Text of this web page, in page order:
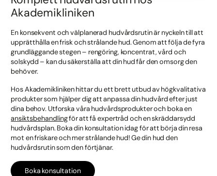
Akademikliniken
En konsekvent och välplanerad hudvårdsrutin är nyckeln till att
upprätthålla en frisk och strålande hud. Genom att följa de fyra
grundläggande stegen – rengöring, koncentrat, vård och
solskydd – kan du säkerställa att din hud får den omsorg den
behöver.
Hos Akademikliniken hittar du ett brett utbud av högkvalitativa
produkter som hjälper dig att anpassa din hudvård efter just
dina behov. Utforska våra hudvårdsprodukter och boka en
ansiktsbehandlingför att få expertråd och en skräddarsydd
hudvårdsplan. Boka din konsultation idag för att börja din resa
mot en friskare och mer strålande hud! Ge din hud den
hudvårdsrutin som den förtjänar.
Boka konsultation